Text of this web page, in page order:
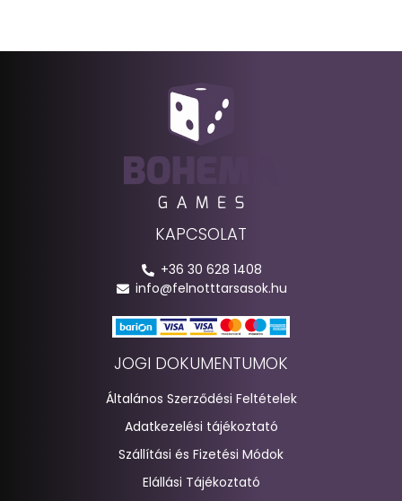
KAPCSOLAT
+36 30 628 1408
info@felnotttarsasok.hu
JOGI DOKUMENTUMOK
Általános Szerződési Feltételek
Adatkezelési tájékoztató
Szállítási és Fizetési Módok
Elállási Tájékoztató